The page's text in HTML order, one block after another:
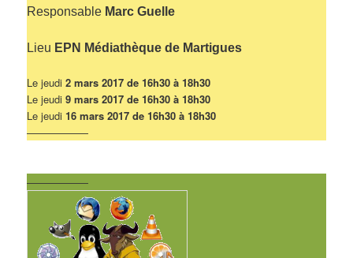
Responsable Marc Guelle
Lieu EPN Médiathèque de Martigues
Le jeudi2 mars 2017 de 16h30 à 18h30
Le jeudi9 mars 2017 de 16h30 à 18h30
Le jeudi16 mars 2017 de 16h30 à 18h30
——————
——————